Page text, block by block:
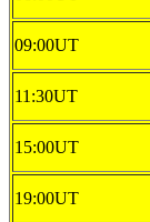
09:00UT
11:30UT
15:00UT
19:00UT